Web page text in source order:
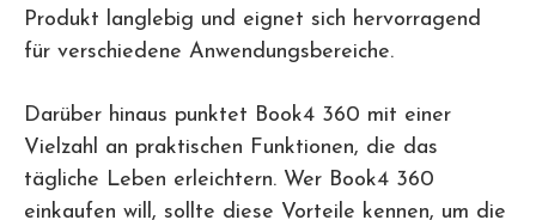
Produkt langlebig und eignet sich hervorragend
für verschiedene Anwendungsbereiche.
Darüber hinaus punktet Book4 360 mit einer
Vielzahl an praktischen Funktionen, die das
tägliche Leben erleichtern. Wer Book4 360
einkaufen will, sollte diese Vorteile kennen, um die